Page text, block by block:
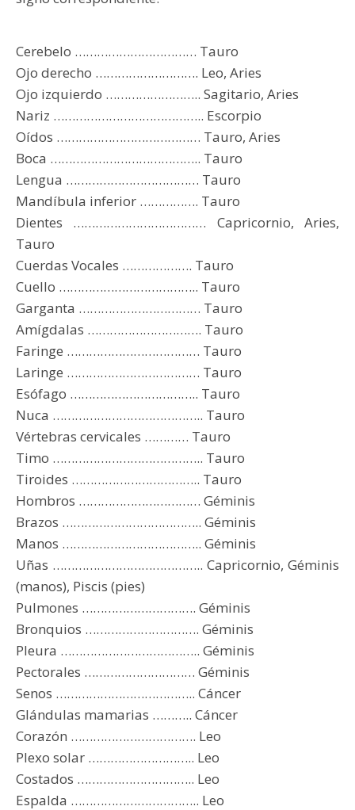
Cerebelo …………………………… Tauro
Ojo derecho ………………………. Leo, Aries
Ojo izquierdo …………………….. Sagitario, Aries
Nariz ………………………………….. Escorpio
Oídos ………………………………… Tauro, Aries
Boca ………………………………….. Tauro
Lengua ……………………………… Tauro
Mandíbula inferior ……………. Tauro
Dientes ……………………………… Capricornio, Aries,
Tauro
Cuerdas Vocales ………………. Tauro
Cuello ……………………………….. Tauro
Garganta …………………………… Tauro
Amígdalas …………………………. Tauro
Faringe ……………………………… Tauro
Laringe ……………………………… Tauro
Esófago …………………………….. Tauro
Nuca ………………………………….. Tauro
Vértebras cervicales ………… Tauro
Timo ………………………………….. Tauro
Tiroides …………………………….. Tauro
Hombros …………………………… Géminis
Brazos ……………………………….. Géminis
Manos ……………………………….. Géminis
Uñas ………………………………….. Capricornio, Géminis
(manos), Piscis (pies)
Pulmones …………………………. Géminis
Bronquios …………………………. Géminis
Pleura ……………………………….. Géminis
Pectorales ………………………… Géminis
Senos ……………………………….. Cáncer
Glándulas mamarias ……….. Cáncer
Corazón ……………………………. Leo
Plexo solar ……………………….. Leo
Costados ………………………….. Leo
Espalda …………………………….. Leo